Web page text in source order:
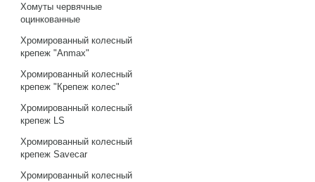
Хомуты червячные
оцинкованные
Хромированный колесный
крепеж "Anmax"
Хромированный колесный
крепеж "Крепеж колес"
Хромированный колесный
крепеж LS
Хромированный колесный
крепеж Savecar
Хромированный колесный